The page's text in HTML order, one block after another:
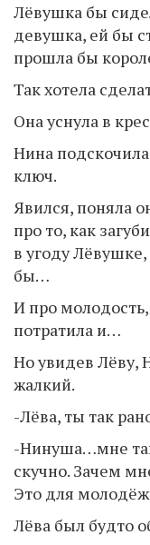
Лёвушка бы
девушка, ей бы
прошла бы
Так хотела
Она уснула в
Нина
ключ.
Явился, поняла
про то, как
в угоду
бы…
И про
потратила и…
Но увидев Лёву,
жалкий.
-Лёва, ты так
-Нинуша…мне
скучно. Зачем
Это для
Лёва был будто